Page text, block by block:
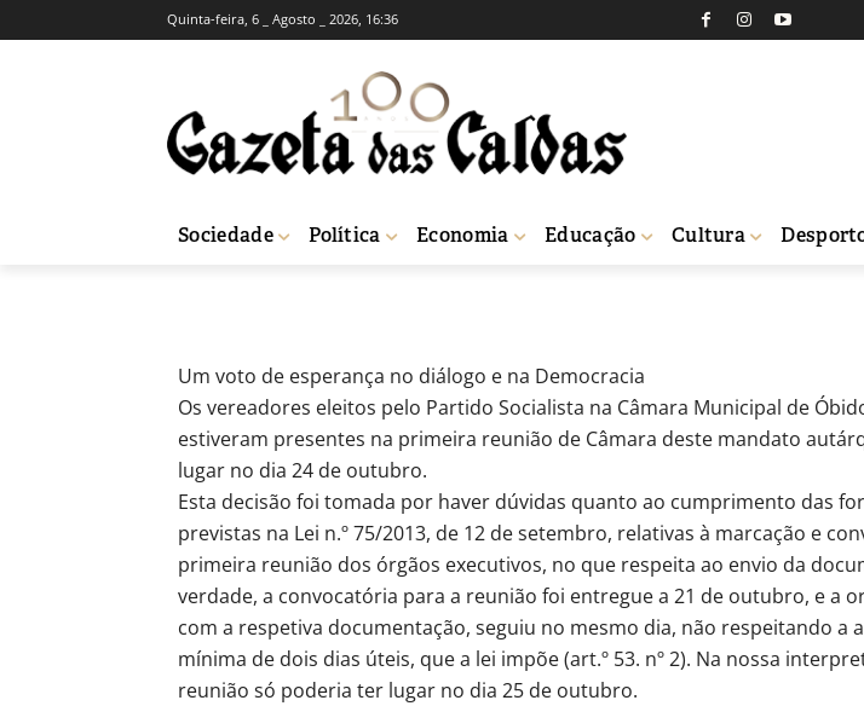
Quinta-feira, 6 _ Agosto _ 2026, 16:36
Sociedade Política Economia Educação Cultura
DIVULGAÇÃO INSTITUCIONAL
PS/ÓBIDOS
Redação 17 de Novembro, 2017
Um voto de esperança no diálogo e na Democracia
Os vereadores eleitos pelo Partido Socialista na Câmara Municipal de
estiveram presentes na primeira reunião de Câmara deste mandato
lugar no dia 24 de outubro.
Esta decisão foi tomada por haver dúvidas quanto ao cumprimento das
previstas na Lei n.º 75/2013, de 12 de setembro, relativas à marcação e
primeira reunião dos órgãos executivos, no que respeita ao envio da
verdade, a convocatória para a reunião foi entregue a 21 de outubro, e a
com a respetiva documentação, seguiu no mesmo dia, não respeitando a
mínima de dois dias úteis, que a lei impõe (art.º 53. nº 2). Na nossa
reunião só poderia ter lugar no dia 25 de outubro.